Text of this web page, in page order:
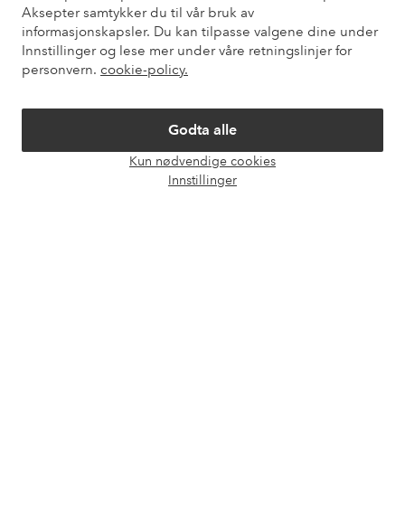
Aksepter samtykker du til vår bruk av
informasjonskapsler. Du kan tilpasse valgene dine under
Innstillinger og lese mer under våre retningslinjer for
personvern. cookie-policy.
Godta alle
Kun nødvendige cookies
Innstillinger
Mine sider